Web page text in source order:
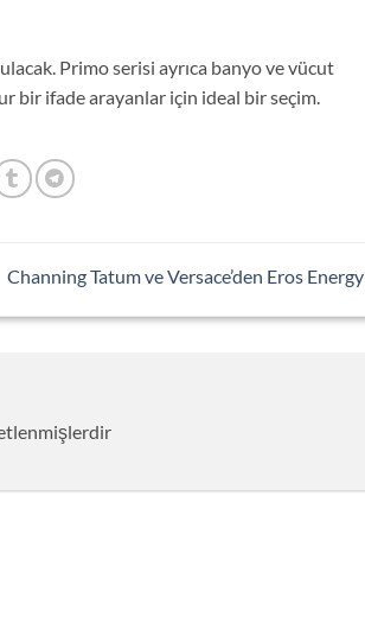
Primo serisi ayrıca banyo ve vücut
bir ifade arayanlar için ideal bir seçim.
Channing Tatum ve Versace’den Eros Energy